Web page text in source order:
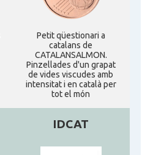
Petit qüestionari a
catalans de
CATALANSALMON.
Pinzellades d'un grapat
de vides viscudes amb
intensitat i en català per
tot el món
IDCAT